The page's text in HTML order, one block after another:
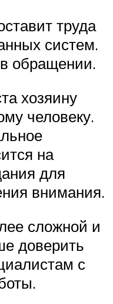
труда
систем.
обращении.
хозяину
человеку.
на
для
внимания.
сложной и
доверить
с